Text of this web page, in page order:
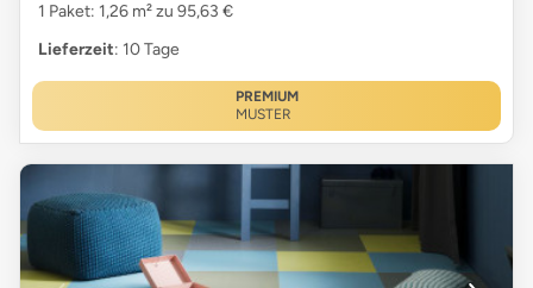
1 Paket: 1,26 m² zu 95,63 €
Lieferzeit: 10 Tage
PREMIUM
MUSTER